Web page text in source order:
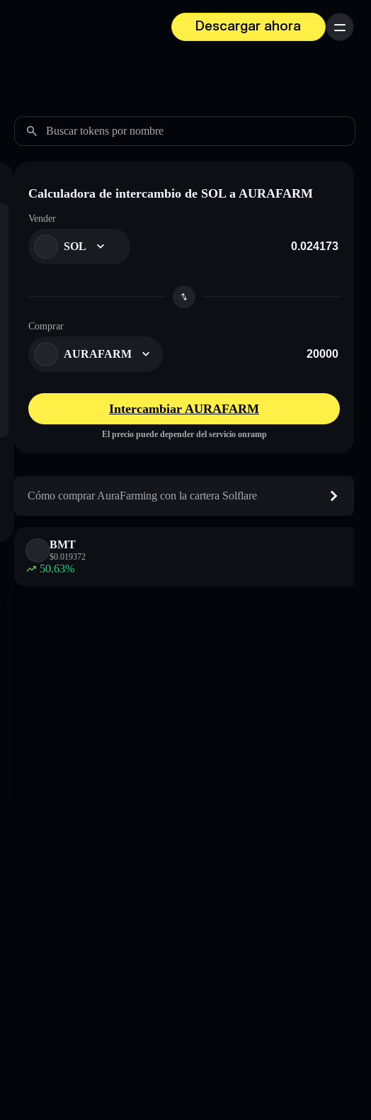
Descargar ahora
Menú
Buscar tokens por nombre
Calculadora de intercambio de SOL a AURAFARM
Vender
SOL
Comprar
AURAFARM
Intercambiar AURAFARM
El precio puede depender del servicio onramp
Cómo comprar AuraFarming con la cartera Solflare
BMT
$0.019372
50.63%